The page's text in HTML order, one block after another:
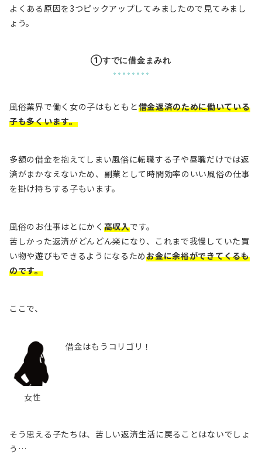
よくある原因を3つピックアップしてみましたので見てみまし
ょう。
①すでに借金まみれ
風俗業界で働く女の子はもともと借金返済のために働いている
子も多くいます。
多額の借金を抱えてしまい風俗に転職する子や昼職だけでは返
済がまかなえないため、副業として時間効率のいい風俗の仕事
を掛け持ちする子もいます。
風俗のお仕事はとにかく 高収入です。
苦しかった返済がどんどん楽になり、これまで我慢していた買
い物や遊びもできるようになるためお金に余裕ができてくるも
のです。
ここで、
女性
借金はもうコリゴリ！
そう思える子たちは、苦しい返済生活に戻ることはないでしょ
う…